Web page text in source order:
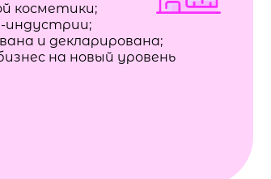
косметики;
индустрии;
и декларирована;
на новый уровень